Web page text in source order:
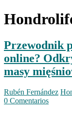
Przewodnik
online?
masy
Rubén Fernández
0 Comentarios